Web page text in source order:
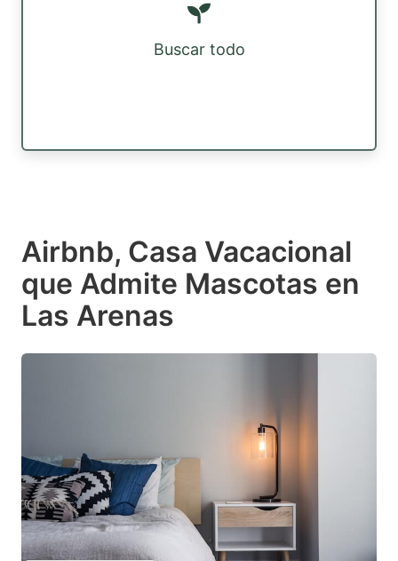
Buscar todo
Airbnb, Casa Vacacional
que Admite Mascotas en
Las Arenas